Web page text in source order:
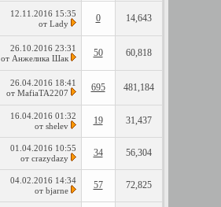
12.11.2016 15:35
от Lady 0 14,643
26.10.2016 23:31
от Анжелика Шак 50 60,818
26.04.2016 18:41
от MafiaTA2207 695 481,184
16.04.2016 01:32
от shelev 19 31,437
01.04.2016 10:55
от crazydazy 34 56,304
04.02.2016 14:34
от bjarne 57 72,825